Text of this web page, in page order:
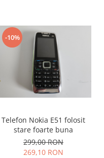
-10%
Telefon Nokia E51 folosit
stare foarte buna
299,00 RON
269,10 RON